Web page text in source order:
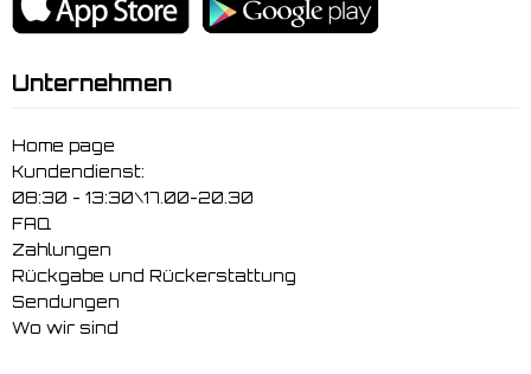
Unternehmen
Home page
Kundendienst:
08:30 - 13:30\17.00-20.30
FAQ
Zahlungen
Rückgabe und Rückerstattung
Sendungen
Wo wir sind